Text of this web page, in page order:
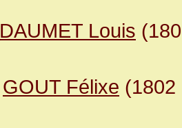
DAUMET Louis
GOUT Félixe (1802